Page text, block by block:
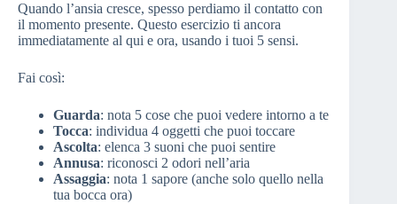
Quando l’ansia cresce, spesso perdiamo il contatto con
il momento presente. Questo esercizio ti ancora
immediatamente al qui e ora, usando i tuoi 5 sensi.
Fai così:
Guarda: nota 5 cose che puoi vedere intorno a te
Tocca: individua 4 oggetti che puoi toccare
Ascolta: elenca 3 suoni che puoi sentire
Annusa: riconosci 2 odori nell’aria
Assaggia: nota 1 sapore (anche solo quello nella
tua bocca ora)